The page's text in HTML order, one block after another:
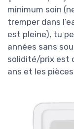
minimum soin
tremper dans
est pleine), tu
années sans
solidité/prix est
ans et les